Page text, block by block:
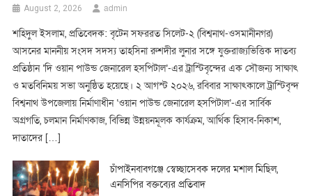
August 2, 2026 admin
শ‌হিদুল ইসলাম, প্রতি‌বেদক: বৃটেন সফররত সিলেট-২ (বিশ্বনাথ-ওসমানীনগর)
আসনের মাননীয় সংসদ সদস্য তাহসিনা রুশদীর লুনার সঙ্গে যুক্তরাজ্যভিত্তিক দাতব্য
প্রতিষ্ঠান ‘দি ওয়ান পাউন্ড জেনারেল হসপিটাল’-এর ট্রাস্টিবৃন্দের এক সৌজন্য সাক্ষাৎ
ও মতবিনিময় সভা অনুষ্ঠিত হয়েছে। ২ আগস্ট ২০২৬, র‌বিবার সাক্ষাৎকালে ট্রাস্টিবৃন্দ
বিশ্বনাথ উপজেলায় নির্মাণাধীন ‘ওয়ান পাউন্ড জেনারেল হসপিটাল’-এর সার্বিক
অগ্রগতি, চলমান নির্মাণকাজ, বিভিন্ন উন্নয়নমূলক কার্যক্রম, আর্থিক হিসাব-নিকাশ,
দাতাদের […]
চাঁপাইনবাবগঞ্জে স্বেচ্ছাসেবক দলের মশাল মিছিল,
এনসিপির বক্তব্যের প্রতিবাদ